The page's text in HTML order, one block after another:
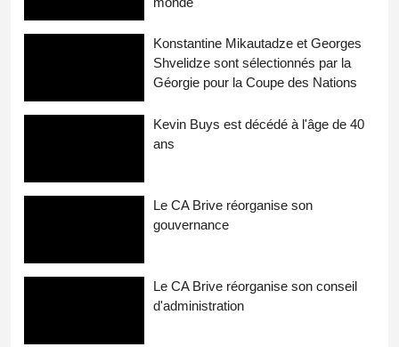
Konstantine Mikautadze et Georges
Shvelidze sont sélectionnés par la
Géorgie pour la Coupe des Nations
Kevin Buys est décédé à l'âge de 40
ans
Le CA Brive réorganise son
gouvernance
Le CA Brive réorganise son conseil
d'administration